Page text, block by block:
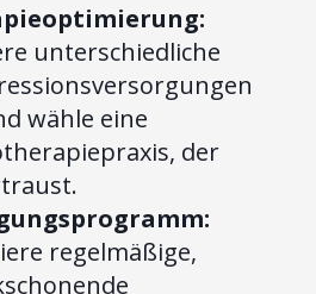
unterschiedliche
wähle eine
der
regelmäßige,